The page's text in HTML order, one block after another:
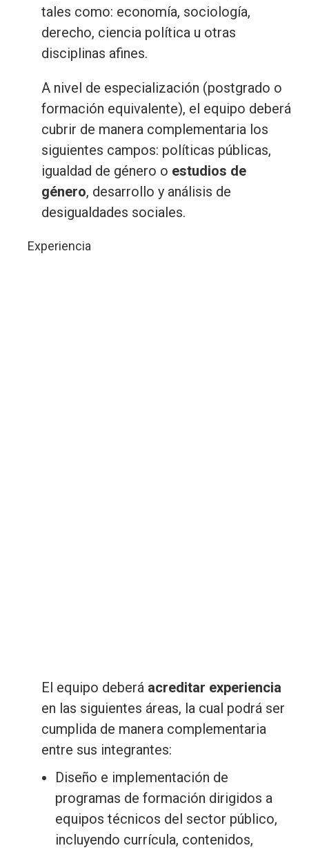
tales como: economía, sociología,
derecho, ciencia política u otras
disciplinas afines.
A nivel de especialización (postgrado o
formación equivalente), el equipo deberá
cubrir de manera complementaria los
siguientes campos: políticas públicas,
igualdad de género o estudios de
género, desarrollo y análisis de
desigualdades sociales.
Experiencia
El equipo deberá acreditar experiencia
en las siguientes áreas, la cual podrá ser
cumplida de manera complementaria
entre sus integrantes:
Diseño e implementación de
programas de formación dirigidos a
equipos técnicos del sector público,
incluyendo currícula, contenidos,